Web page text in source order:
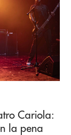
Cariola:
la pena